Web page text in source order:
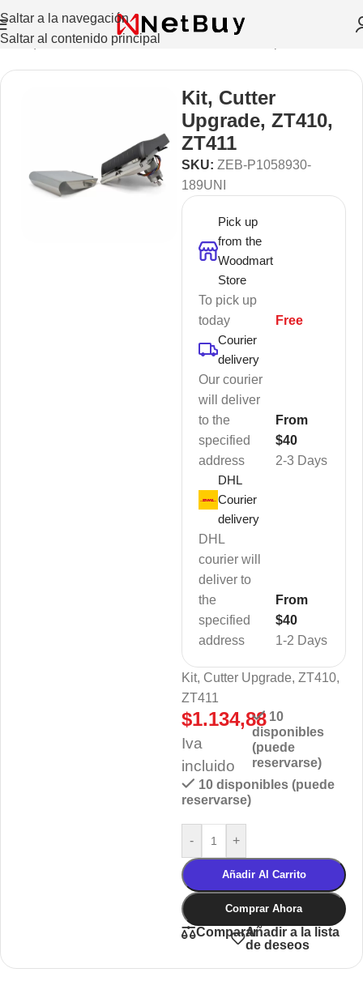
Saltar a la navegación
Saltar al contenido principal
etiquetas Recibos, Moviles, Credenciales
Kit, Cutter
Upgrade, ZT410,
ZT411
SKU: ZEB-P1058930-
189UNI
Pick up
from the
Woodmart
Store
To pick up
today
Free
Courier
delivery
Our courier
will deliver
to the
specified
address
2-3 Days
From
$40
DHL
Courier
delivery
DHL
courier will
deliver to
the
specified
address
1-2 Days
From
$40
Kit, Cutter Upgrade, ZT410,
ZT411
$1.134,88
Iva
incluido
10
disponibles
(puede
reservarse)
10 disponibles (puede
reservarse)
- +
Añadir Al Carrito
Comprar Ahora
CompararAñadir a la lista
de deseos